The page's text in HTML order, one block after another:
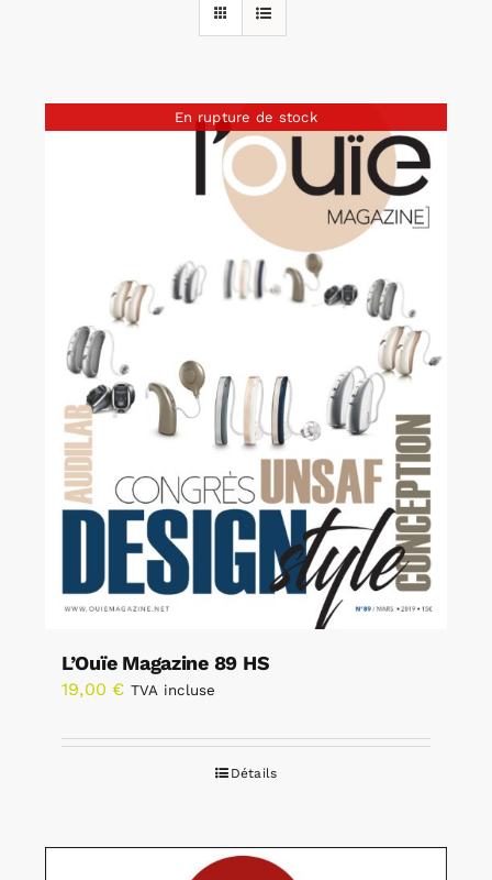
En rupture de stock
L’Ouïe Magazine 89 HS
19,00 € TVA incluse
Détails